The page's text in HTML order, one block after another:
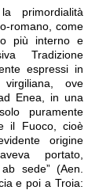
primordialità
romano, come
più interno e
Tradizione
espressi in
ove
Enea, in una
puramente
il Fuoco, cioè
origine
portato,
sede” (Aen.
e poi a Troia: